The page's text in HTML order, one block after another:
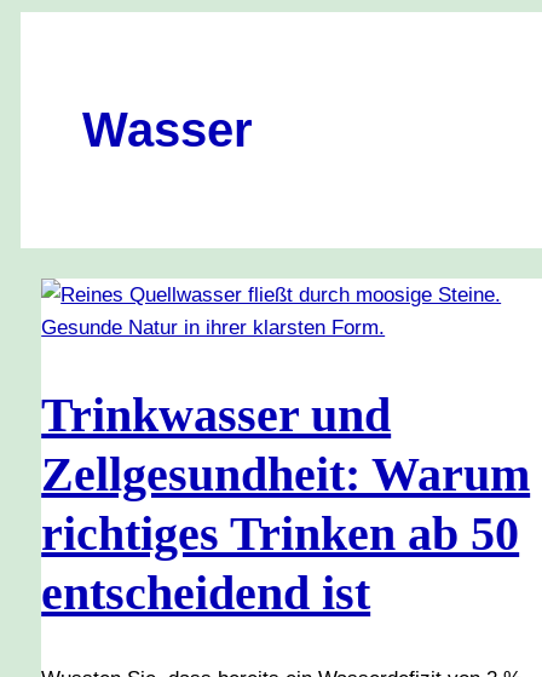
Wasser
Trinkwasser und
Zellgesundheit: Warum
richtiges Trinken ab 50
entscheidend ist